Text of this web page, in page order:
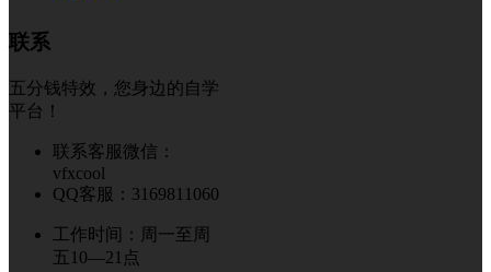
联系
五分钱特效，您身边的自学
平台！
联系客服微信：
vfxcool
QQ客服：3169811060
工作时间：周一至周
五10—21点